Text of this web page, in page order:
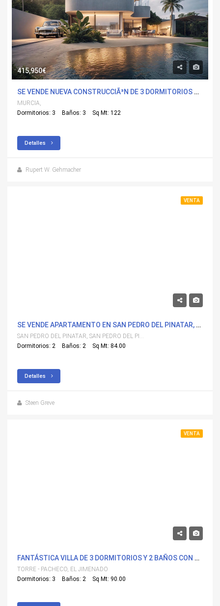
415,950€
SE VENDE NUEVA CONSTRUCCIÃ³N DE 3 DORMITORIOS VILLA EN ROLDÃ¡N, MURCIA
MURCIA,
Dormitorios: 3
Baños: 3 Sq Mt: 122
Detalles
Rupert W. Gehmacher
VENTA
SE VENDE APARTAMENTO EN SAN PEDRO DEL PINATAR, SAN PEDRO DEL PINATAR
SAN PEDRO DEL PINATAR, SAN PEDRO DEL PINATAR
Dormitorios: 2
Baños: 2 Sq Mt: 84.00
Detalles
Steen Greve
VENTA
FANTÁSTICA VILLA DE 3 DORMITORIOS Y 2 BAÑOS CON PISCINA Y GRAN SOLÁRIUM.
TORRE - PACHECO, EL JIMENADO
Dormitorios: 3
Baños: 2 Sq Mt: 90.00